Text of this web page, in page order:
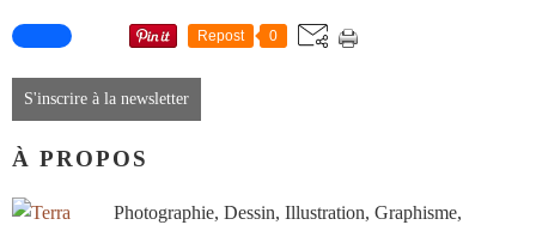
Repost 0
S'inscrire à la newsletter
À PROPOS
Photographie, Dessin, Illustration, Graphisme,